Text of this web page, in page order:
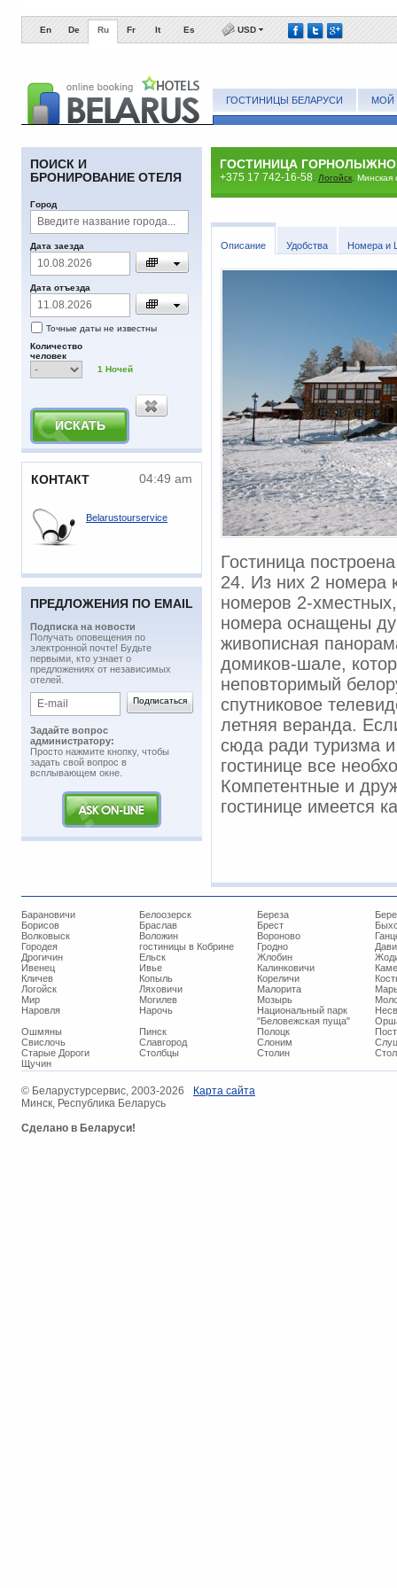
En De Ru Fr It Es USD
ГОСТИНИЦЫ БЕЛАРУСИ МОЙ
ПОИСК И
БРОНИРОВАНИЕ ОТЕЛЯ
Город
Дата заезда
Дата отъезда
Точные даты не известны
Количество
человек
1 Ночей
КОНТАКТ 04:49 am
Belarustourservice
ПРЕДЛОЖЕНИЯ ПО EMAIL
Подписка на новости
​Получать оповещения по
электронной почте! Будьте
первыми, кто узнает о
предложениях от независимых
отелей.
Задайте вопрос
администратору:
Просто нажмите кнопку, чтобы
задать свой вопрос в
всплывающем окне.
ГОСТИНИЦА
+375 17 742-16-58 Логойск Минская
Описание Удобства Номера и
Гостиница
24. Из них 2 номера
номеров 2-
номера оснащены
живописная
домиков-шале,
неповторимый
спутниковое
летняя веранда.
сюда ради туризма
гостинице все
Компетентные и
гостинице имеется
Барановичи Белоозерск Береза
Борисов
Браслав Брест
Волковыск
Воложин Вороново
Городея
гостиницы в Кобрине Гродно
Дрогичин
Ельск Жлобин
Ивенец
Ивье Калинковичи
Кличев
Копыль Кореличи
Логойск
Ляховичи Малорита
Мир
Могилев Мозырь
Наровля
Нарочь
Национальный парк
"Беловежская пуща"
Ошмяны
Пинск Полоцк
Свислочь
Славгород Слоним
Старые Дороги
Столбцы Столин
Щучин
© ​Беларустурсервис, 2003-2026
Минск, Республика Беларусь
Сделано в Беларуси!
Карта сайта